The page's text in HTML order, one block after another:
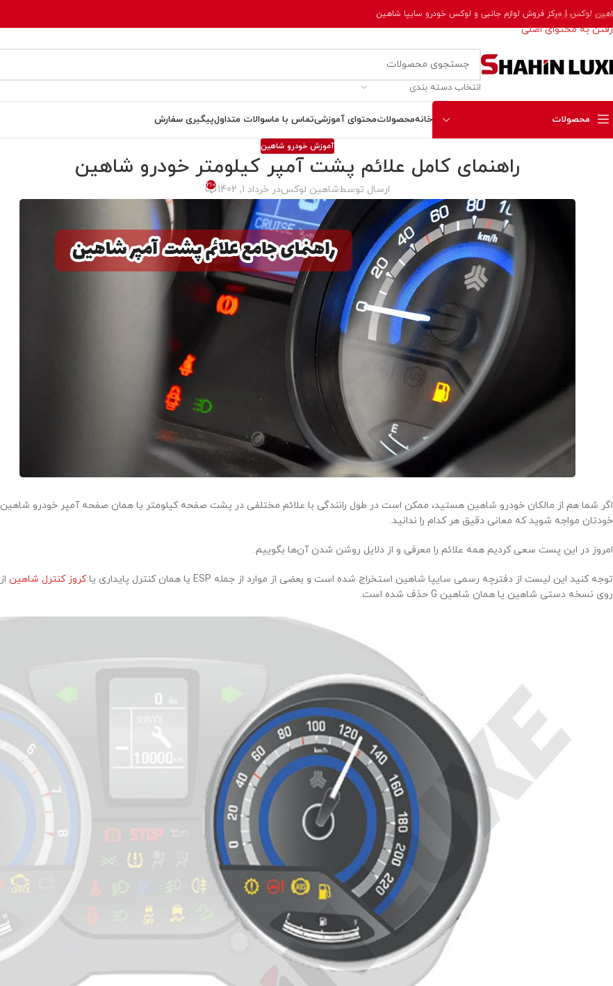
عبور به ناوبری
رفتن به محتوای اصلی
لوکس | مرکز فروش لوازم جانبی و لوکس خودرو سایپا شاهین
انتخاب دسته بندی
محصولات خانهمحصولاتمحتوای آموزشیتماس با ماسوالات متداولپیگیری سفارش
آموزش خودرو شاهین
راهنمای کامل علائم پشت آمپر کیلومتر خودرو شاهین
ارسال توسطشاهین لوکسدر خرداد 1, 1402 210
اگر شما هم از مالکان خودرو شاهین هستید، ممکن است در طول رانندگی با علائم مختلفی در پشت صفحه کیلومتر یا همان صفحه آمپر خودرو شاهین
خودتان مواجه شوید که معانی دقیق هر کدام را ندانید.
امروز در این پست سعی کردیم همه علائم را معرفی و از دلایل روشن شدن آن‌ها بگوییم.
توجه کنید این لیست از دفترچه رسمی سایپا شاهین استخراج شده است و بعضی از موارد از جمله ESP یا همان کنترل پایداری یا کروز کنترل شاهین از
روی نسخه دستی شاهین یا همان شاهین G حذف شده است.